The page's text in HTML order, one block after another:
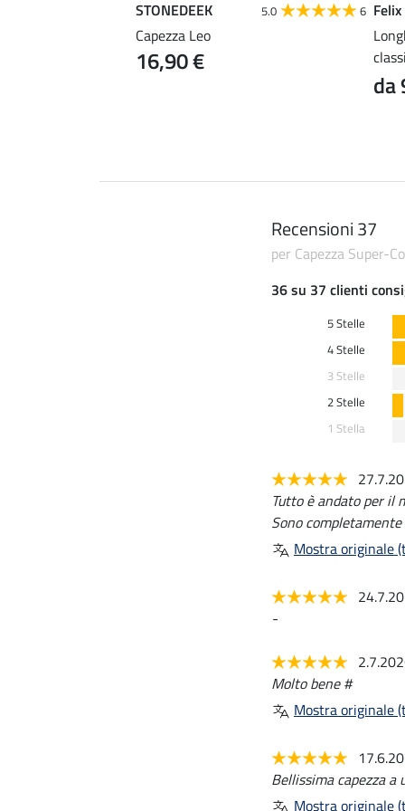
STONEDEEK 5.0 6
Capezza Leo
16,90 €
da
Recensioni 37
per Capezza Super-
36 su 37 clienti
5 Stelle
4 Stelle
3 Stelle
2 Stelle
1 Stella
Tutto è andato per il
Sono
Mostra originale
-
Molto bene #
Mostra originale
Bellissima capezza a
Mostra originale